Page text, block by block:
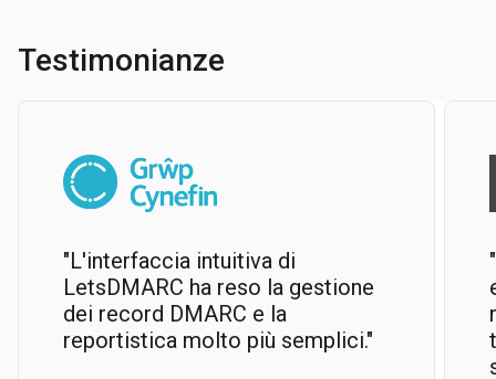
Testimonianze
"L'interfaccia intuitiva di
LetsDMARC ha reso la gestione
dei record DMARC e la
reportistica molto più semplici."